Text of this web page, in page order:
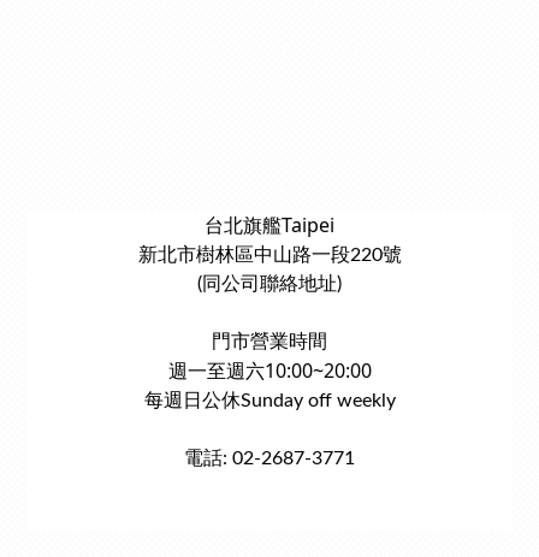
台北旗艦Taipei
新北市樹林區中山路一段220號
(同公司聯絡地址)
門市營業時間
週一至週六10:00~20:00
每週日公休Sunday off weekly
電話: 02-2687-3771